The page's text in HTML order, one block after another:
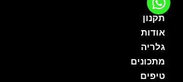
תקנון
אודות
גלריה
מתכונים
טיפים